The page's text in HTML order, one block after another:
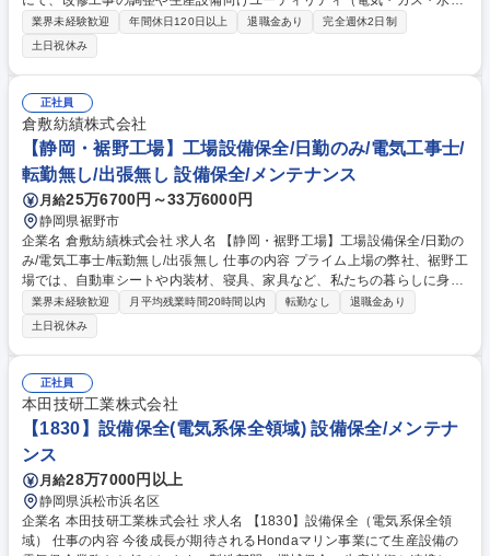
等）の供給計画、インフラの維持管理を担当します。工場の安定稼働と高
品質な製造を支える、やりがいのある重要ポジションです。 (1)社内各部
署からの工事依頼・受付対応 (2)設備仕様に基づく用力条件の精査、接続
計画・負荷検討 (3)クリーンルーム内工事の施工条件確認・調整、業者対
応 (4)工場インフラの保全・維持管理、省エネ活動 (5)トラブル時の初動対
応・原因調査 ※入社後は通常勤務ですが、生産状況により将来的に日勤・
夜勤の交代勤務をお願いする場合があります。 募集職種 【青森】工場イ
ンフラの施設管理・改修工事担当◆プライム上場／賞与7.42ヶ月
業界未経験歓迎 年間休日120日以上 退職金あり
完全週休2日制
土日祝休み
正社員
倉敷紡績株式会社
【静岡・裾野工場】工場設備保全/日勤のみ/電気工事士/
転勤無し/出張無し 設備保全/メンテナンス
月給25万6700円～33万6000円
静岡県裾野市
企業名 倉敷紡績株式会社 求人名 【静岡・裾野工場】工場設備保全/日勤の
み/電気工事士/転勤無し/出張無し 仕事の内容 プライム上場の弊社、裾野工
場では、自動車シートや内装材、寝具、家具など、私たちの暮らしに身近
な製品に使われる軟質ウレタンフォームやフレームラミネート加工製品を
製造しています。 本ポジションでは、電気工事士資格を活かし、工場内の
電気設備・ユーティリティ設備の保守点検や維持管理、生産設備の保全業
務を担当。ものづくりを支える“工場のインフラ”として、生産の安定稼働
と品質を守る重要な役割を担います。優れたクッション性や吸音性を持つ
素材は、自動車・住宅・産業分野など幅広い業界で活用されており、安定
した需要を誇ります。 募集職種 【静岡・裾野工場】工場設備保全/日勤の
み/電気工事士/転勤無し/出張無し
業界未経験歓迎 月平均残業時間20時間以内 転勤なし
退職金あり
土日祝休み
正社員
本田技研工業株式会社
【1830】設備保全(電気系保全領域) 設備保全/メンテナ
ンス
月給28万7000円以上
静岡県浜松市浜名区
企業名 本田技研工業株式会社 求人名 【1830】設備保全（電気系保全領
域） 仕事の内容 今後成長が期待されるHondaマリン事業にて生産設備の